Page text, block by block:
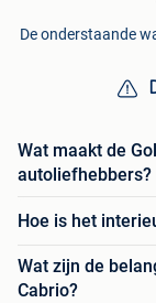
De onderstaande
Wat maakt de
autoliefhebbers?
Hoe is het
Wat zijn de
Cabrio?